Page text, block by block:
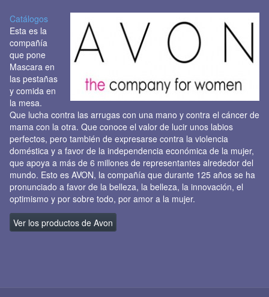
Catálogos
Esta es la
compañía
que pone
Mascara en
las pestañas
y comida en
la mesa.
Que lucha contra las arrugas con una mano y contra el cáncer de
mama con la otra. Que conoce el valor de lucir unos labios
perfectos, pero también de expresarse contra la violencia
doméstica y a favor de la independencia económica de la mujer,
que apoya a más de 6 millones de representantes alrededor del
mundo. Esto es AVON, la compañía que durante 125 años se ha
pronunciado a favor de la belleza, la belleza, la innovación, el
optimismo y por sobre todo, por amor a la mujer.
Ver los productos de Avon